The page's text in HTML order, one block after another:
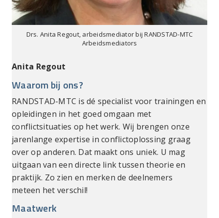
Drs. Anita Regout, arbeidsmediator bij RANDSTAD-MTC
Arbeidsmediators
Anita Regout
Waarom bij ons?
RANDSTAD-MTC is dé specialist voor trainingen en
opleidingen in het goed omgaan met
conflictsituaties op het werk. Wij brengen onze
jarenlange expertise in conflictoplossing graag
over op anderen. Dat maakt ons uniek. U mag
uitgaan van een directe link tussen theorie en
praktijk. Zo zien en merken de deelnemers
meteen het verschil!
Maatwerk